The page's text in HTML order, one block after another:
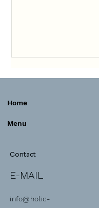
Contact
E-MAIL
info@holic-
Home
Menu